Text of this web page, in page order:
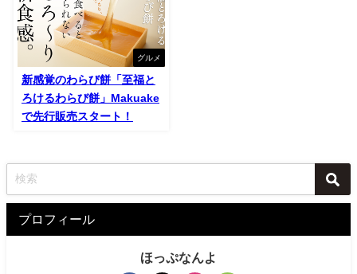
グルメ
新感覚のわらび餅「至福と
ろけるわらび餅」Makuake
で先行販売スタート！
プロフィール
ほっぷなんよ